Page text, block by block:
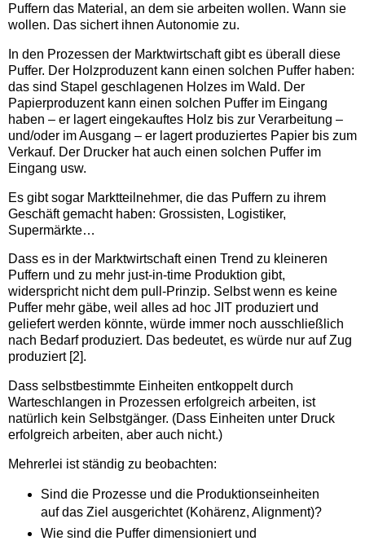
Puffern das Material, an dem sie arbeiten wollen. Wann sie
wollen. Das sichert ihnen Autonomie zu.
In den Prozessen der Marktwirtschaft gibt es überall diese
Puffer. Der Holzproduzent kann einen solchen Puffer haben:
das sind Stapel geschlagenen Holzes im Wald. Der
Papierproduzent kann einen solchen Puffer im Eingang
haben – er lagert eingekauftes Holz bis zur Verarbeitung –
und/oder im Ausgang – er lagert produziertes Papier bis zum
Verkauf. Der Drucker hat auch einen solchen Puffer im
Eingang usw.
Es gibt sogar Marktteilnehmer, die das Puffern zu ihrem
Geschäft gemacht haben: Grossisten, Logistiker,
Supermärkte…
Dass es in der Marktwirtschaft einen Trend zu kleineren
Puffern und zu mehr just-in-time Produktion gibt,
widerspricht nicht dem pull-Prinzip. Selbst wenn es keine
Puffer mehr gäbe, weil alles ad hoc JIT produziert und
geliefert werden könnte, würde immer noch ausschließlich
nach Bedarf produziert. Das bedeutet, es würde nur auf Zug
produziert [2].
Dass selbstbestimmte Einheiten entkoppelt durch
Warteschlangen in Prozessen erfolgreich arbeiten, ist
natürlich kein Selbstgänger. (Dass Einheiten unter Druck
erfolgreich arbeiten, aber auch nicht.)
Mehrerlei ist ständig zu beobachten:
Sind die Prozesse und die Produktionseinheiten
auf das Ziel ausgerichtet (Kohärenz, Alignment)?
Wie sind die Puffer dimensioniert und